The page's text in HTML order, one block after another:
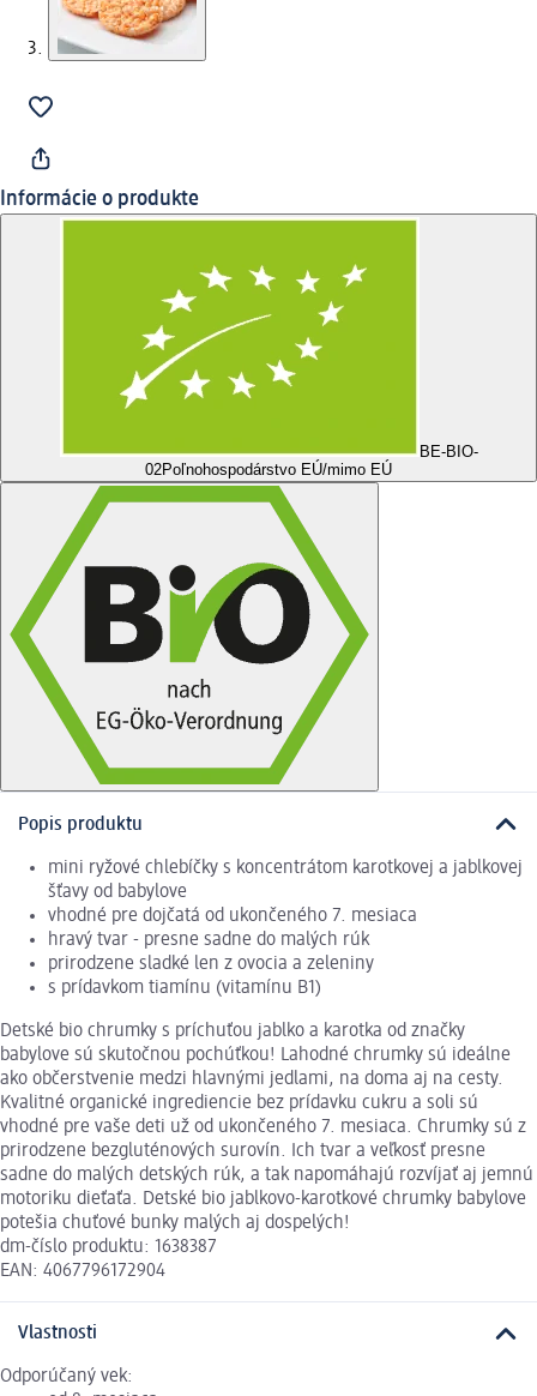
Informácie o produkte
BE-BIO-
02Poľnohospodárstvo EÚ/mimo EÚ
Popis produktu
mini ryžové chlebíčky s koncentrátom karotkovej a jablkovej
šťavy od babylove
vhodné pre dojčatá od ukončeného 7. mesiaca
hravý tvar - presne sadne do malých rúk
prirodzene sladké len z ovocia a zeleniny
s prídavkom tiamínu (vitamínu B1)
Detské bio chrumky s príchuťou jablko a karotka od značky
babylove sú skutočnou pochúťkou! Lahodné chrumky sú ideálne
ako občerstvenie medzi hlavnými jedlami, na doma aj na cesty.
Kvalitné organické ingrediencie bez prídavku cukru a soli sú
vhodné pre vaše deti už od ukončeného 7. mesiaca. Chrumky sú z
prirodzene bezgluténových surovín. Ich tvar a veľkosť presne
sadne do malých detských rúk, a tak napomáhajú rozvíjať aj jemnú
motoriku dieťaťa. Detské bio jablkovo-karotkové chrumky babylove
potešia chuťové bunky malých aj dospelých!
dm-číslo produktu: 1638387
EAN: 4067796172904
Vlastnosti
Odporúčaný vek: